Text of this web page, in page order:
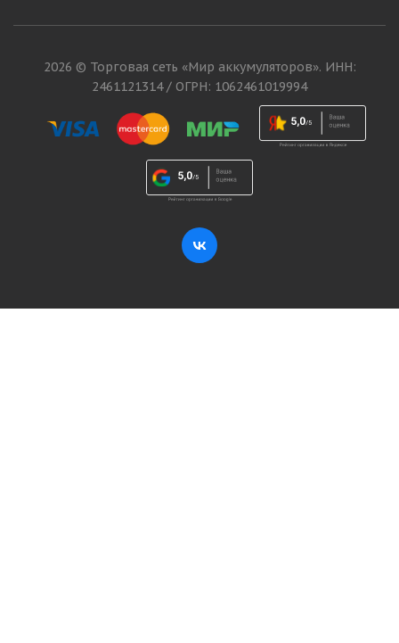
2026 © Торговая сеть «Мир аккумуляторов». ИНН:
2461121314 / ОГРН: 1062461019994